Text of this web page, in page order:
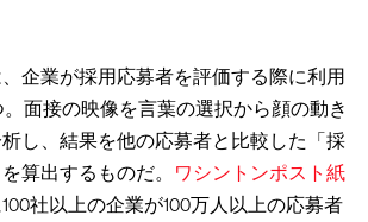
企業が採用応募者を評価する際に利用
。面接の映像を言葉の選択から顔の動き
し、結果を他の応募者と比較した「採
算出するものだ。 ワシントンポスト紙
100社以上の企業が100万人以上の応募者